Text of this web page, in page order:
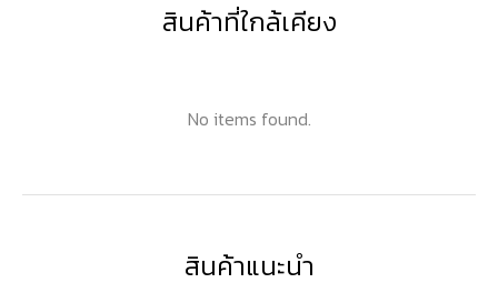
สินค้าที่ใกล้เคียง
No items found.
สินค้าแนะนำ